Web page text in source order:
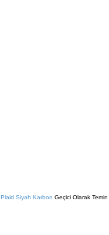
Plaid Siyah Karbon Geçici Olarak